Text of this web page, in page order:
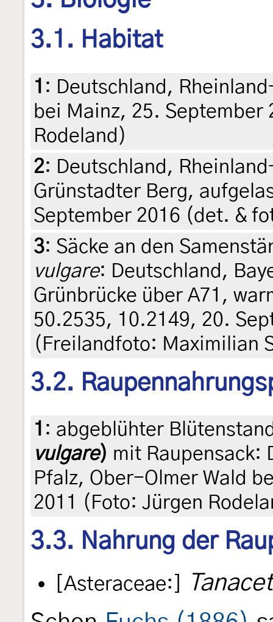
3.1. Habitat
1 : Deutschland,
bei Mainz, 25. September
Rodeland)
2: Deutschland,
Grünstadter Berg,
September 2016 (det. &
3: Säcke an den
vulgare: Deutschland,
Grünbrücke über A71,
50.2535, 10.2149, 20.
(Freilandfoto: Maximilian
3.2.
1 : abgeblühter
vulgare) mit Raupensack:
Pfalz, Ober-Olmer Wald
2011 (Foto: Jürgen
3.3. Nahrung der
[Asteraceae:]